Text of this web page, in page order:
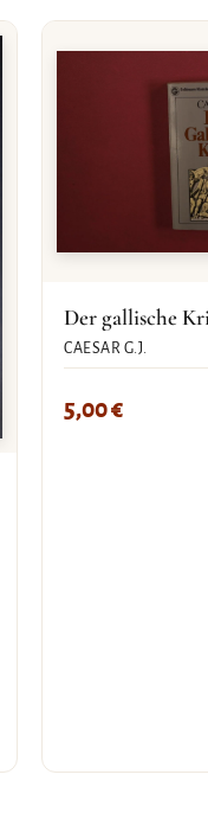
Der gallische
CAESAR G.J.
5,00€